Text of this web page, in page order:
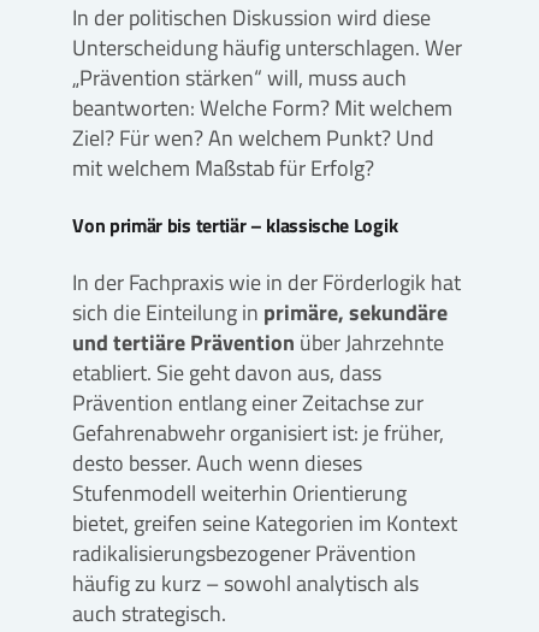
In der politischen Diskussion wird diese
Unterscheidung häufig unterschlagen. Wer
„Prävention stärken“ will, muss auch
beantworten: Welche Form? Mit welchem
Ziel? Für wen? An welchem Punkt? Und
mit welchem Maßstab für Erfolg?
Von primär bis tertiär – klassische Logik
In der Fachpraxis wie in der Förderlogik hat
sich die Einteilung in primäre, sekundäre
und tertiäre Prävention über Jahrzehnte
etabliert. Sie geht davon aus, dass
Prävention entlang einer Zeitachse zur
Gefahrenabwehr organisiert ist: je früher,
desto besser. Auch wenn dieses
Stufenmodell weiterhin Orientierung
bietet, greifen seine Kategorien im Kontext
radikalisierungsbezogener Prävention
häufig zu kurz – sowohl analytisch als
auch strategisch.